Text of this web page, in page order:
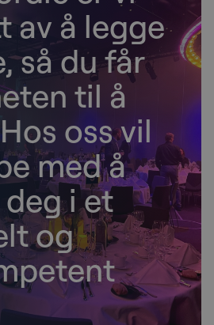
av å legge
så du får
til å
oss vil
med å
i et
og